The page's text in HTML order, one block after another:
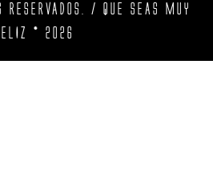
RESERVADOS. / QUE SEAS MUY
© 2026